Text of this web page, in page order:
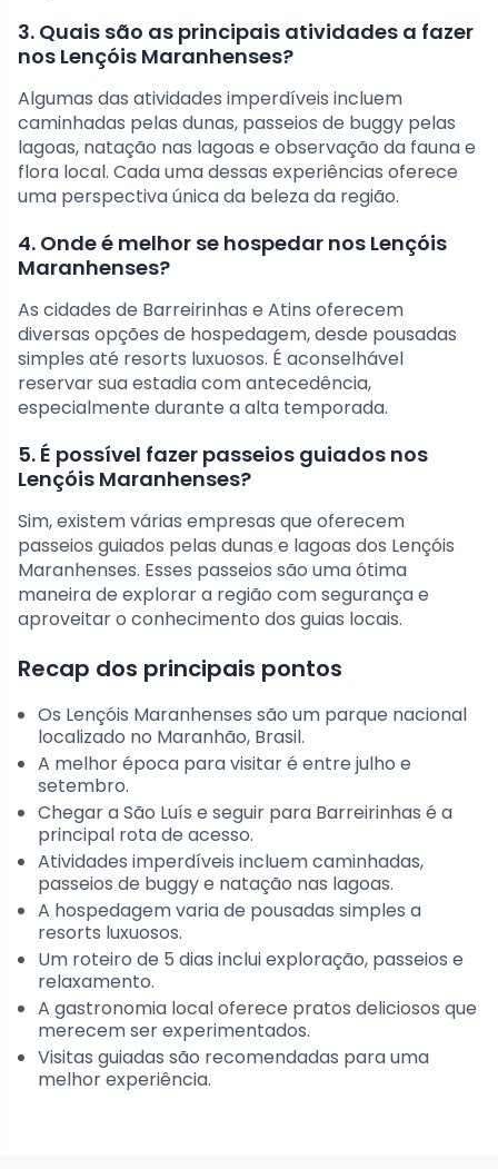
3. Quais são as principais atividades a fazer
nos Lençóis Maranhenses?
Algumas das atividades imperdíveis incluem
caminhadas pelas dunas, passeios de buggy pelas
lagoas, natação nas lagoas e observação da fauna e
flora local. Cada uma dessas experiências oferece
uma perspectiva única da beleza da região.
4. Onde é melhor se hospedar nos Lençóis
Maranhenses?
As cidades de Barreirinhas e Atins oferecem
diversas opções de hospedagem, desde pousadas
simples até resorts luxuosos. É aconselhável
reservar sua estadia com antecedência,
especialmente durante a alta temporada.
5. É possível fazer passeios guiados nos
Lençóis Maranhenses?
Sim, existem várias empresas que oferecem
passeios guiados pelas dunas e lagoas dos Lençóis
Maranhenses. Esses passeios são uma ótima
maneira de explorar a região com segurança e
aproveitar o conhecimento dos guias locais.
Recap dos principais pontos
Os Lençóis Maranhenses são um parque nacional
localizado no Maranhão, Brasil.
A melhor época para visitar é entre julho e
setembro.
Chegar a São Luís e seguir para Barreirinhas é a
principal rota de acesso.
Atividades imperdíveis incluem caminhadas,
passeios de buggy e natação nas lagoas.
A hospedagem varia de pousadas simples a
resorts luxuosos.
Um roteiro de 5 dias inclui exploração, passeios e
relaxamento.
A gastronomia local oferece pratos deliciosos que
merecem ser experimentados.
Visitas guiadas são recomendadas para uma
melhor experiência.